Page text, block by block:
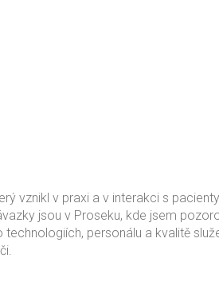
vznikl v praxi a v interakci s
jsou v Proseku, kde jsem
personálu a kvalitě